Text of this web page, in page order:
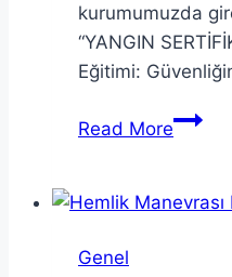
kurumumuzda
“YANGIN
Eğitimi:
Read More
Genel